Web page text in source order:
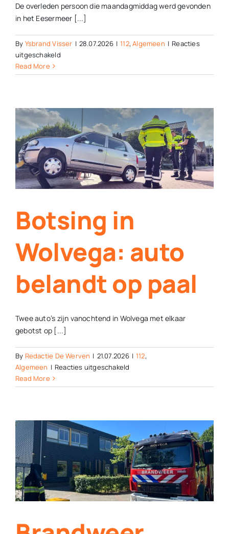
De overleden persoon die maandagmiddag werd gevonden
in het Eesermeer [...]
By Ysbrand Visser | 28.07.2026 | 112,Algemeen | Reacties
uitgeschakeldvoor
Heidinga
Steenwijk
zwom
dagelijks
in
Eesermeer
Read More
Botsing in
Wolvega: auto
belandt op paal
Twee auto’s zijn vanochtend in Wolvega met elkaar
gebotst op [...]
By Redactie De Werven | 21.07.2026 | 112,
Algemeen | Reacties uitgeschakeld
in
belandt
op
paal
Read More